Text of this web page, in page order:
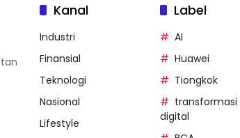
Kanal
Industri
Finansial
Teknologi
Nasional
Lifestyle
Label
AI
Huawei
Tiongkok
transformasi
digital